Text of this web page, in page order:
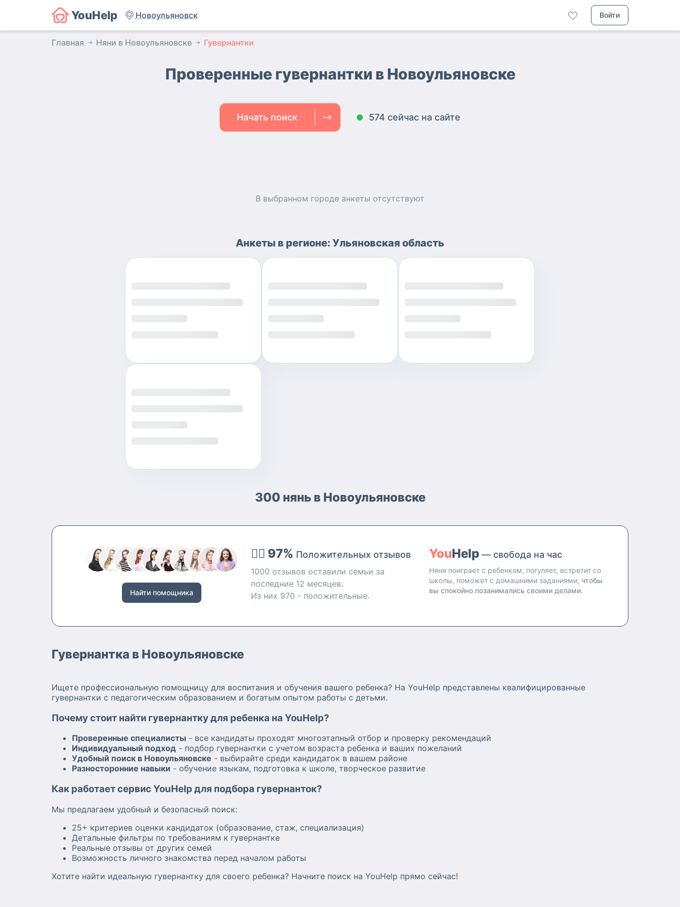
YouHelp Новоульяновск Войти
Главная Няни в Новоульяновске Гувернантки
Проверенные гувернантки в Новоульяновске
Начать поиск 574 сейчас на сайте
В выбранном городе анкеты отсутствуют
Анкеты в регионе: Ульяновская область
300 нянь в Новоульяновске
Найти помощника
👍🏻 97% Положительных отзывов
1000 отзывов оставили семьи за
последние 12 месяцев.
Из них 970 - положительные.
YouHelp — свобода на час
Няня поиграет с ребенком, погуляет, встретит со
школы, поможет с домашними заданиями, чтобы
вы спокойно позанимались своими делами.
Гувернантка в Новоульяновске
Ищете профессиональную помощницу для воспитания и обучения вашего ребенка? На YouHelp представлены квалифицированные
гувернантки с педагогическим образованием и богатым опытом работы с детьми.
Почему стоит найти гувернантку для ребенка на YouHelp?
Проверенные специалисты - все кандидаты проходят многоэтапный отбор и проверку рекомендаций
Индивидуальный подход - подбор гувернантки с учетом возраста ребенка и ваших пожеланий
Удобный поиск в Новоульяновске - выбирайте среди кандидаток в вашем районе
Разносторонние навыки - обучение языкам, подготовка к школе, творческое развитие
Как работает сервис YouHelp для подбора гувернанток?
Мы предлагаем удобный и безопасный поиск:
25+ критериев оценки кандидаток (образование, стаж, специализация)
Детальные фильтры по требованиям к гувернантке
Реальные отзывы от других семей
Возможность личного знакомства перед началом работы
Хотите найти идеальную гувернантку для своего ребенка? Начните поиск на YouHelp прямо сейчас!